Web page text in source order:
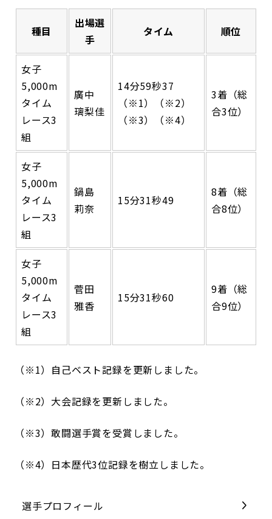
種目
出場選
手
タイム 順位
女子
5,000m
タイム
レース3
組
廣中
璃梨佳
14分59秒37
（※1）（※2）
（※3）（※4）
3着（総
合3位）
女子
5,000m
タイム
レース3
組
鍋島
莉奈
15分31秒49
8着（総
合8位）
女子
5,000m
タイム
レース3
組
菅田
雅香
15分31秒60
9着（総
合9位）
（※1）自己ベスト記録を更新しました。
（※2）大会記録を更新しました。
（※3）敢闘選手賞を受賞しました。
（※4）日本歴代3位記録を樹立しました。
選手プロフィール